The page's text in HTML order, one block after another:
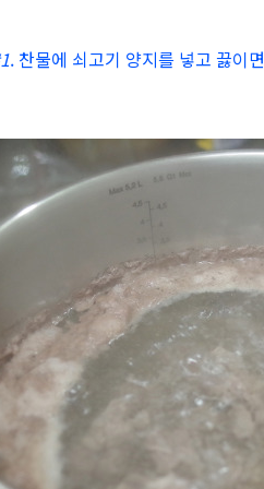
. 찬물에 쇠고기 양지를 넣고 끓이면